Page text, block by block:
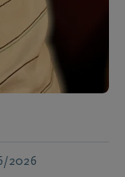
2026